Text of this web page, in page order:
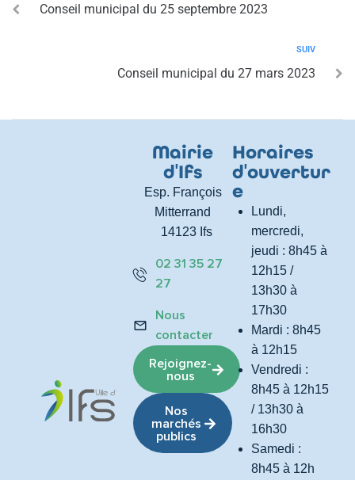
Conseil municipal du 25 septembre 2023
SUIV
Conseil municipal du 27 mars 2023
Mairie
d'Ifs
Esp. François
Mitterrand
14123 Ifs
02 31 35 27
27
Nous
contacter
Rejoignez-
nous
Nos
marchés
publics
Horaires
d'ouvertur
e
Lundi,
mercredi,
jeudi : 8h45 à
12h15 /
13h30 à
17h30
Mardi : 8h45
à 12h15
Vendredi :
8h45 à 12h15
/ 13h30 à
16h30
Samedi :
8h45 à 12h